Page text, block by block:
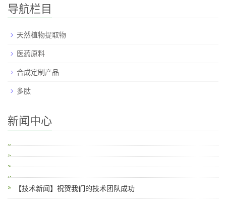
导航栏目
天然植物提取物
医药原料
合成定制产品
多肽
新闻中心
【技术新闻】祝贺我们的技术团队成功